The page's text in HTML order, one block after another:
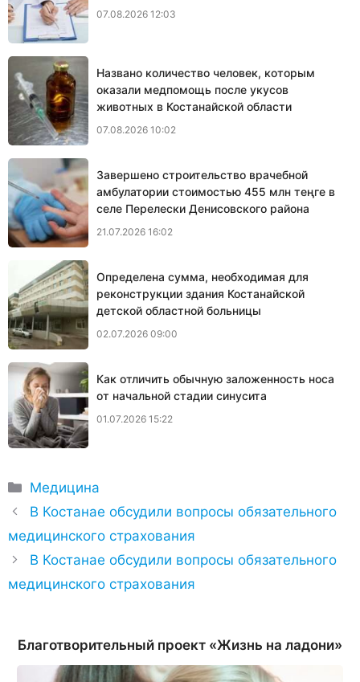
07.08.2026 12:03
Названо количество человек, которым
оказали медпомощь после укусов
животных в Костанайской области
07.08.2026 10:02
Завершено строительство врачебной
амбулатории стоимостью 455 млн теңге в
селе Перелески Денисовского района
21.07.2026 16:02
Определена сумма, необходимая для
реконструкции здания Костанайской
детской областной больницы
02.07.2026 09:00
Как отличить обычную заложенность носа
от начальной стадии синусита
01.07.2026 15:22
Рубрики
Медицина
В Костанае обсудили вопросы обязательного
медицинского страхования
В Костанае обсудили вопросы обязательного
медицинского страхования
Благотворительный проект «Жизнь на ладони»